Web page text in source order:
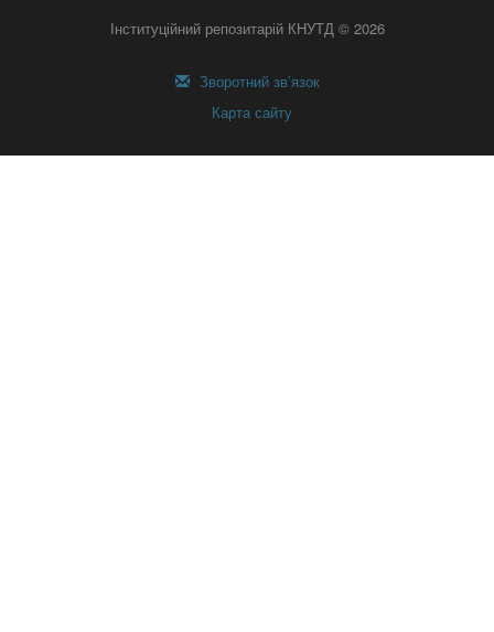
Інституційний репозитарій КНУТД © 2026
Зворотний зв’язок
Карта сайту